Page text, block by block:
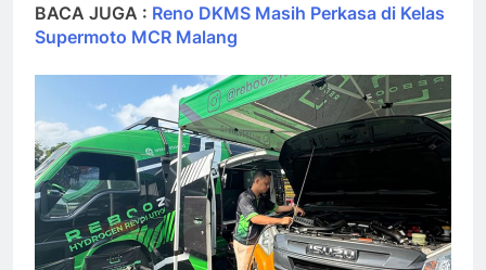
BACA JUGA : Reno DKMS Masih Perkasa di Kelas
Supermoto MCR Malang